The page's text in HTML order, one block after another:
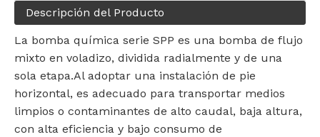
Descripción del Producto
La bomba química serie SPP es una bomba de flujo
mixto en voladizo, dividida radialmente y de una
sola etapa.Al adoptar una instalación de pie
horizontal, es adecuado para transportar medios
limpios o contaminantes de alto caudal, baja altura,
con alta eficiencia y bajo consumo de